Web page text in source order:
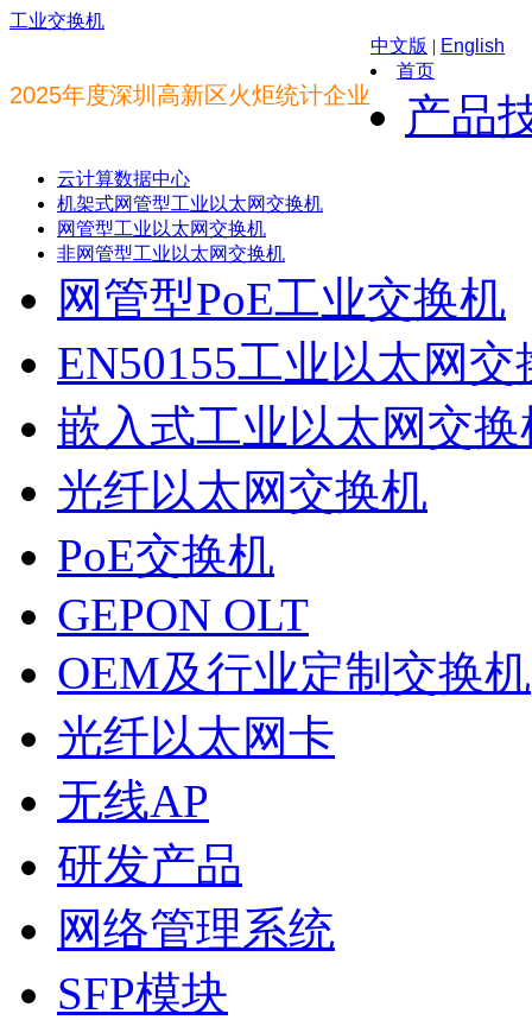
工业交换机
2025年度深圳高新区火炬统计企业
中文版 | English
首页
产品
云计算数据中心
机架式网管型工业以太网交换机
网管型工业以太网交换机
非网管型工业以太网交换机
网管型PoE工业交换机
EN50155工业以太网交
嵌入式工业以太网交换
光纤以太网交换机
PoE交换机
GEPON OLT
OEM及行业定制交换机
光纤以太网卡
无线AP
研发产品
网络管理系统
SFP模块